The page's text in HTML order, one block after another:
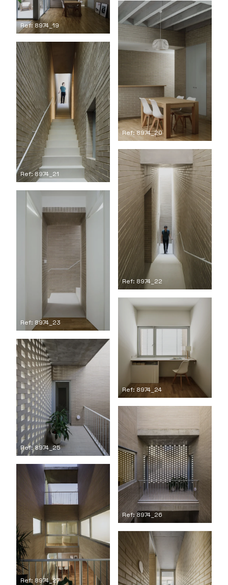
Ref: 8974_19
Ref: 8974_20
Ref: 8974_21
Ref: 8974_22
Ref: 8974_23
Ref: 8974_24
Ref: 8974_25
Ref: 8974_26
Ref: 8974_27